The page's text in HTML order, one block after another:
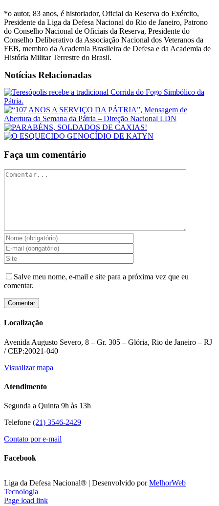
*o autor, 83 anos, é historiador, Oficial da Reserva do Exército,
Presidente da Liga da Defesa Nacional do Rio de Janeiro, Patrono
do Conselho Nacional de Oficiais da Reserva, Presidente do
Conselho Deliberativo da Associação Nacional dos Veteranos da
FEB, membro da Academia Brasileira de Defesa e da Academia de
História Militar Terrestre do Brasil.
Notícias Relacionadas
Faça um comentário
Comentar
Salve meu nome, e-mail e site para a próxima vez que eu
comentar.
Localização
Avenida Augusto Severo, 8 – Gr. 305 – Glória, Rio de Janeiro – RJ
/ CEP:20021-040
Visualizar mapa
Atendimento
Segunda a Quinta 9h às 13h
Telefone (21) 3546-2429
Contato por e-mail
Facebook
Liga da Defesa Nacional® | Desenvolvido porMelhorWeb
Tecnologia
Facebook
X
Instagram
Page load link